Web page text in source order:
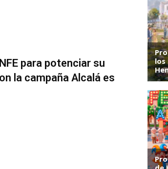
para potenciar su
la campaña Alcalá es